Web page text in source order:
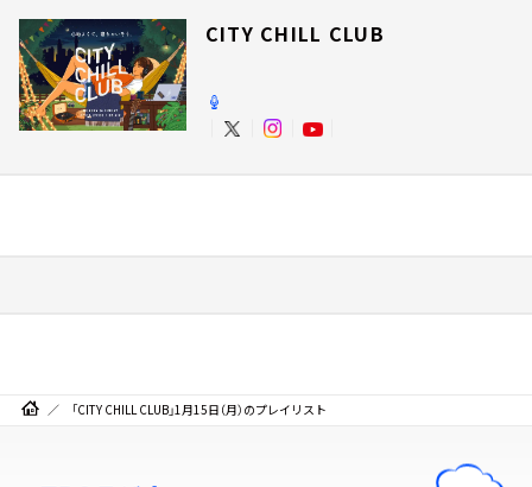
CITY CHILL CLUB
「CITY CHILL CLUB」1月15日（月）のプレイリスト